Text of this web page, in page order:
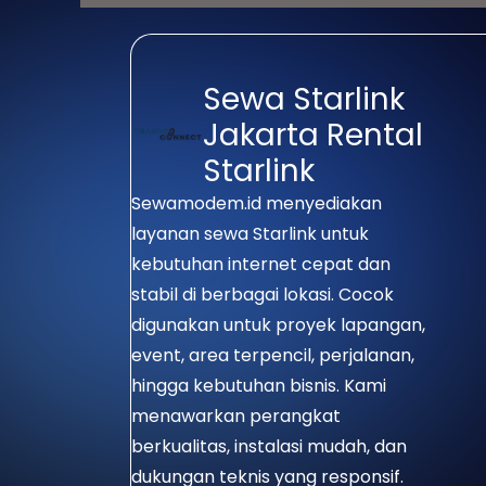
serta lokasi yang belum
Sewa Starlink
Jakarta Rental
Starlink
Sewamodem.id menyediakan
layanan sewa Starlink untuk
kebutuhan internet cepat dan
stabil di berbagai lokasi. Cocok
digunakan untuk proyek lapangan,
event, area terpencil, perjalanan,
hingga kebutuhan bisnis. Kami
menawarkan perangkat
berkualitas, instalasi mudah, dan
dukungan teknis yang responsif.